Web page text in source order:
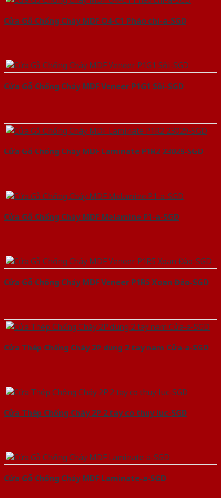
Cửa Gỗ Chống Cháy MDF O4-C1 Phào chi-a-SGD
Cửa Gỗ Chống Cháy MDF Veneer P1G1 Sồi-SGD
Cửa Gỗ Chống Cháy MDF Laminate P1R2 23029-SGD
Cửa Gỗ Chống Cháy MDF Melamine P1-a-SGD
Cửa Gỗ Chống Cháy MDF Veneer P1R5 Xoan Đào-SGD
Cửa Thép Chống Cháy 2P dung 2 tay nam Cửa-a-SGD
Cửa Thép Chống Cháy 2P 2 tay co thuy luc-SGD
Cửa Gỗ Chống Cháy MDF Laminate-a-SGD